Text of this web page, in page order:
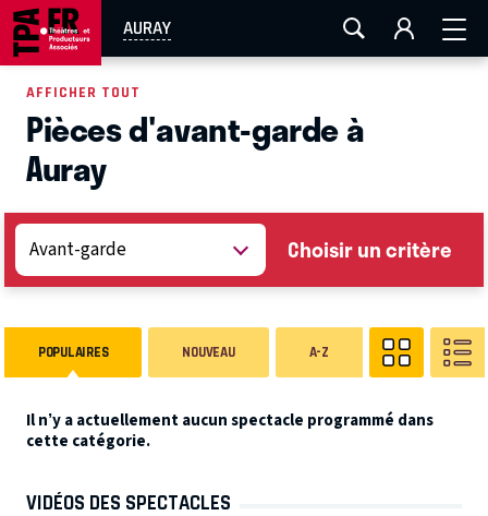
AURAY
AIX-MARSEILLE LA ROCHELLE
EN TOURNÉE
AFFICHER TOUT
Pièces d'avant-garde à
Auray
Choisir un critère
POPULAIRES NOUVEAU A-Z
Il n’y a actuellement aucun spectacle programmé dans
cette catégorie.
VIDÉOS DES SPECTACLES